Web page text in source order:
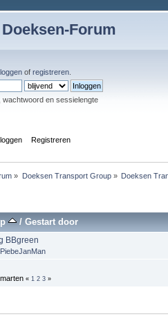
Forum
of registreren
wachtwoord en sessielengte
Registreren
» Doeksen Transport Group» Doeksen
/Gestart door
BBgreen
PiebeJanMan
« 1 2 3 »